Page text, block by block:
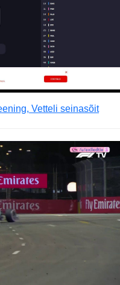
Vetteli seinasõit